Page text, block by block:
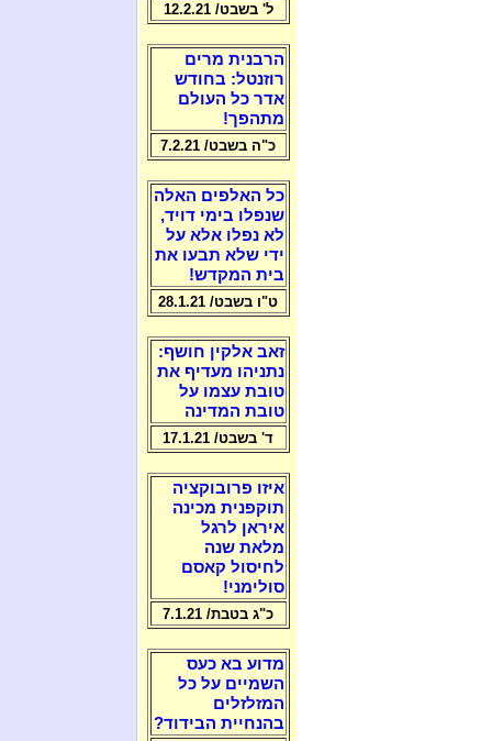
ל' בשבט/ 12.2.21
הרבנית מרים
רוזנטל: בחודש
אדר כל העולם
מתהפך!
כ"ה בשבט/ 7.2.21
כל האלפים האלה
שנפלו בימי דויד,
לא נפלו אלא על
ידי שלא תבעו את
בית המקדש!
ט"ו בשבט/ 28.1.21
זאב אלקין חושף:
נתניהו מעדיף את
טובת עצמו על
טובת המדינה
ד' בשבט/ 17.1.21
איזו פרובוקציה
תוקפנית מכינה
איראן לרגל
מלאת שנה
לחיסול קאסם
סולימני!
כ"ג בטבת/ 7.1.21
מדוע בא כעס
השמיים על כל
המזלזלים
בהנחיית הבידוד?